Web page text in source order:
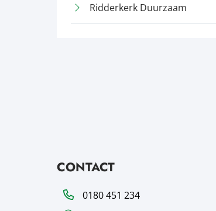
Ridderkerk Duurzaam
CONTACT
Telefoon0180 451 234